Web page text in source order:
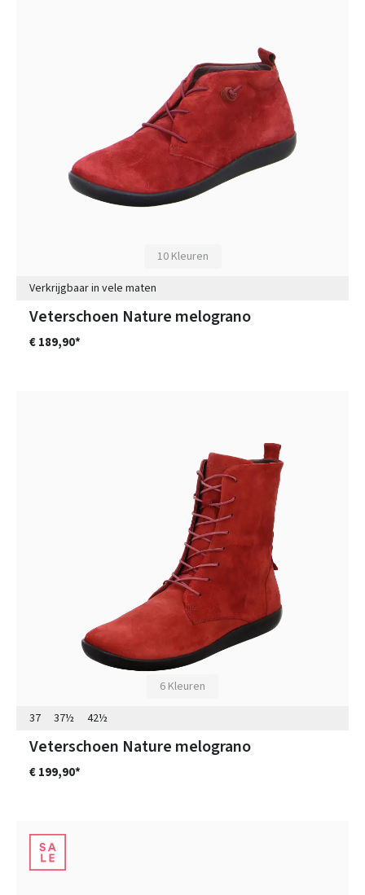
10 Kleuren
Verkrijgbaar in vele maten
Veterschoen Nature melograno
€ 189,90*
6 Kleuren
37
37½ 42½
Veterschoen Nature melograno
€ 199,90*